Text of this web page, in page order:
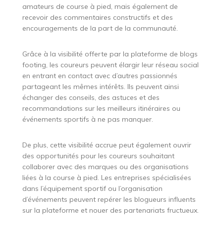
amateurs de course à pied, mais également de
recevoir des commentaires constructifs et des
encouragements de la part de la communauté.
Grâce à la visibilité offerte par la plateforme de blogs
footing, les coureurs peuvent élargir leur réseau social
en entrant en contact avec d’autres passionnés
partageant les mêmes intérêts. Ils peuvent ainsi
échanger des conseils, des astuces et des
recommandations sur les meilleurs itinéraires ou
événements sportifs à ne pas manquer.
De plus, cette visibilité accrue peut également ouvrir
des opportunités pour les coureurs souhaitant
collaborer avec des marques ou des organisations
liées à la course à pied. Les entreprises spécialisées
dans l’équipement sportif ou l’organisation
d’événements peuvent repérer les blogueurs influents
sur la plateforme et nouer des partenariats fructueux.